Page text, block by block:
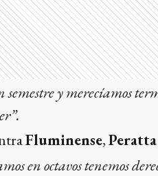
semestre y merecíamos
Fluminense,Peratta
en octavos tenemos